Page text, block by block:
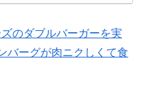
のダブルバーガーを実
バーグが肉ニクしくて食